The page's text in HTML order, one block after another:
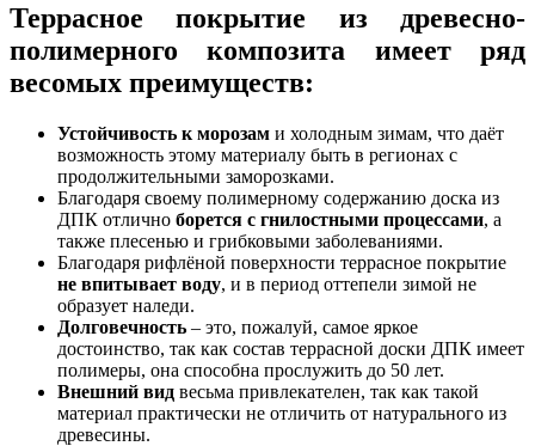
Террасное покрытие из древесно-
полимерного композита имеет ряд
весомых преимуществ:
Устойчивость к морозам и холодным зимам, что даёт
возможность этому материалу быть в регионах с
продолжительными заморозками.
Благодаря своему полимерному содержанию доска из
ДПК отлично борется с гнилостными процессами, а
также плесенью и грибковыми заболеваниями.
Благодаря рифлёной поверхности террасное покрытие
не впитывает воду, и в период оттепели зимой не
образует наледи.
Долговечность – это, пожалуй, самое яркое
достоинство, так как состав террасной доски ДПК имеет
полимеры, она способна прослужить до 50 лет.
Внешний вид весьма привлекателен, так как такой
материал практически не отличить от натурального из
древесины.